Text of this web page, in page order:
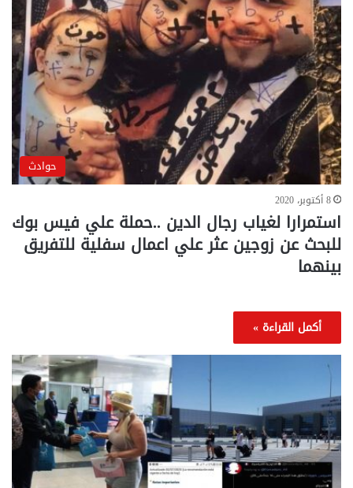
حوادث
8 أكتوبر، 2020
استمرارا لغياب رجال الدين ..حملة علي فيس بوك
للبحث عن زوجين عثر علي اعمال سفلية للتفريق
بينهما
أكمل القراءة »